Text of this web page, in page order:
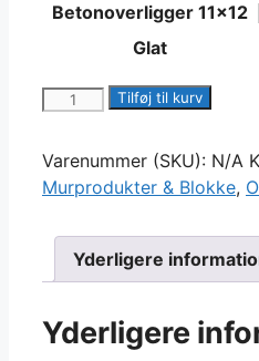
Betonoverligger 11x12
Glat
Beton
Glat
11x12
antal
Tilføj til kurv
Varenummer (SKU): N/A
Murprodukter & Blokke,
Yderligere
Yderligere